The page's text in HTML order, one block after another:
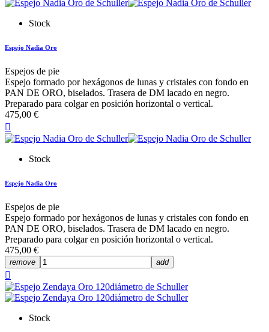
Stock
Espejo Nadia Oro
Espejos de pie
Espejo formado por hexágonos de lunas y cristales con fondo en
PAN DE ORO, biselados. Trasera de DM lacado en negro.
Preparado para colgar en posición horizontal o vertical.
475,00 €

Stock
Espejo Nadia Oro
Espejos de pie
Espejo formado por hexágonos de lunas y cristales con fondo en
PAN DE ORO, biselados. Trasera de DM lacado en negro.
Preparado para colgar en posición horizontal o vertical.
475,00 €
remove add

Stock